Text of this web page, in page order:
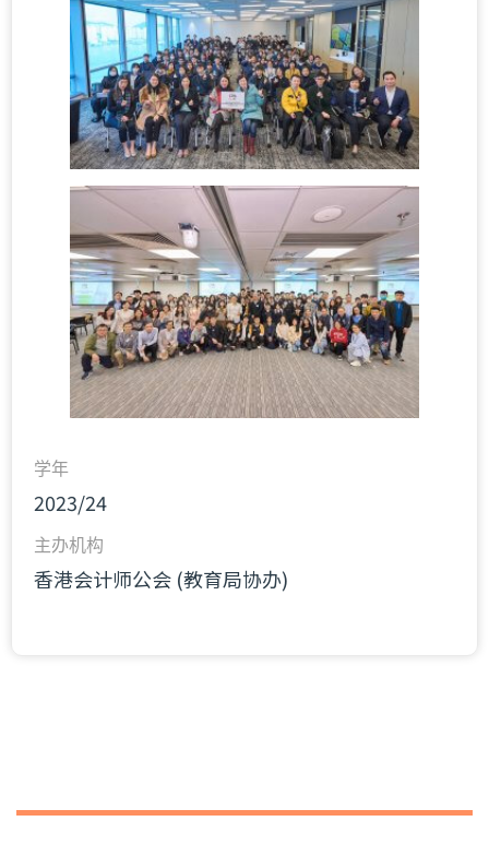
学年
2023/24
主办机构
香港会计师公会 (教育局协办)